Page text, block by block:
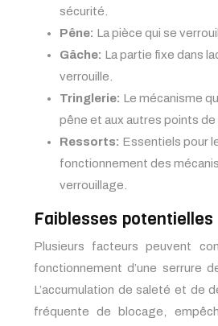
sécurité.
Pêne: La pièce qui se
Gâche: La partie fixe dans
verrouille.
Tringlerie: Le mécanisme
pêne et aux autres points de
Ressorts: Essentiels pour
fonctionnement des
verrouillage.
Faiblesses potentielles
Plusieurs facteurs peuvent
fonctionnement d’une serrure
L’accumulation de saleté et de
fréquente de blocage,